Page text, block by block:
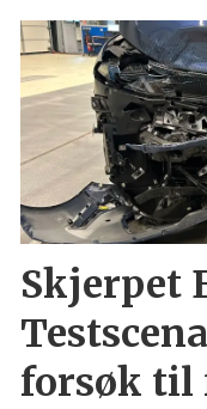
Skjerpet
forsøk til